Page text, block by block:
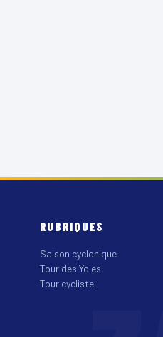
RUBRIQUES
Saison cyclonique
Tour des Yoles
Tour cycliste